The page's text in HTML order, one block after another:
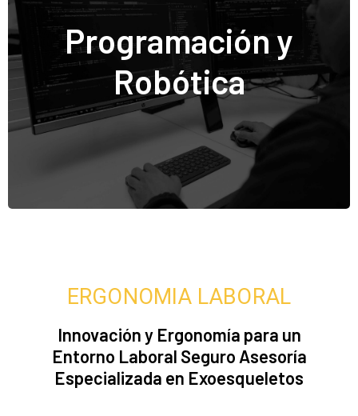
Programación y
Robótica
Disponemos de un equipo de programadores con
experiencia en diferentes lenguajes de
programación a nivel de máquina, Pantallas táctiles,
Robótica , Panel PC.
Especialistas en programar nuestros proyectos, como para resolución de
averías o mejoras de proceso que necesiten nuestros clientes.
Omron -Rockwell -ABB - Universal Robots - Siemens -
ERGONOMIA LABORAL
Innovación y Ergonomía para un
Entorno Laboral Seguro Asesoría
Especializada en Exoesqueletos